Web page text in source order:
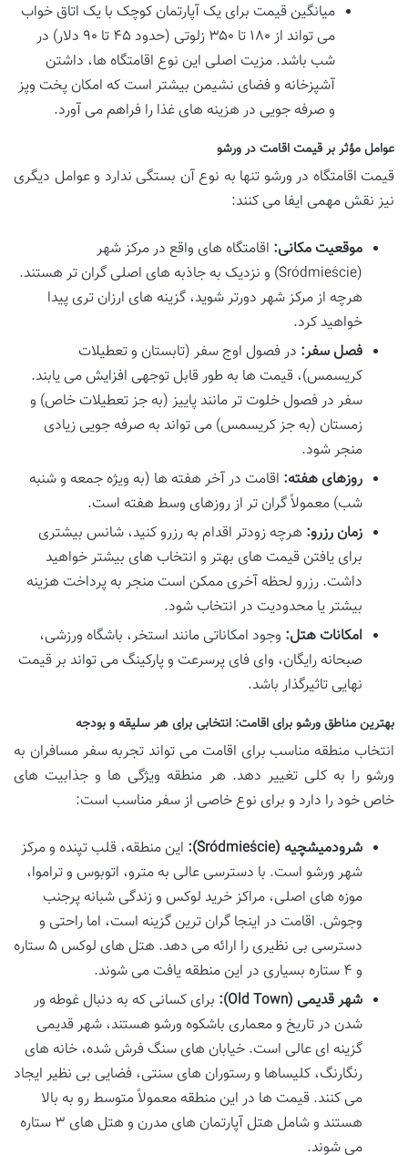
میانگین قیمت برای یک آپارتمان کوچک با یک اتاق خواب
می تواند از ۱۸۰ تا ۳۵۰ زلوتی (حدود ۴۵ تا ۹۰ دلار) در
شب باشد. مزیت اصلی این نوع اقامتگاه ها، داشتن
آشپزخانه و فضای نشیمن بیشتر است که امکان پخت وپز
و صرفه جویی در هزینه های غذا را فراهم می آورد.
عوامل مؤثر بر قیمت اقامت در ورشو
قیمت اقامتگاه در ورشو تنها به نوع آن بستگی ندارد و عوامل دیگری
نیز نقش مهمی ایفا می کنند:
موقعیت مکانی: اقامتگاه های واقع در مرکز شهر
(Śródmieście) و نزدیک به جاذبه های اصلی گران تر هستند.
هرچه از مرکز شهر دورتر شوید، گزینه های ارزان تری پیدا
خواهید کرد.
فصل سفر: در فصول اوج سفر (تابستان و تعطیلات
کریسمس)، قیمت ها به طور قابل توجهی افزایش می یابند.
سفر در فصول خلوت تر مانند پاییز (به جز تعطیلات خاص) و
زمستان (به جز کریسمس) می تواند به صرفه جویی زیادی
منجر شود.
روزهای هفته: اقامت در آخر هفته ها (به ویژه جمعه و شنبه
شب) معمولاً گران تر از روزهای وسط هفته است.
زمان رزرو: هرچه زودتر اقدام به رزرو کنید، شانس بیشتری
برای یافتن قیمت های بهتر و انتخاب های بیشتر خواهید
داشت. رزرو لحظه آخری ممکن است منجر به پرداخت هزینه
بیشتر یا محدودیت در انتخاب شود.
امکانات هتل: وجود امکاناتی مانند استخر، باشگاه ورزشی،
صبحانه رایگان، وای فای پرسرعت و پارکینگ می تواند بر قیمت
نهایی تاثیرگذار باشد.
بهترین مناطق ورشو برای اقامت: انتخابی برای هر سلیقه و بودجه
انتخاب منطقه مناسب برای اقامت می تواند تجربه سفر مسافران به
ورشو را به کلی تغییر دهد. هر منطقه ویژگی ها و جذابیت های
خاص خود را دارد و برای نوع خاصی از سفر مناسب است:
شرودمیشچیه (Śródmieście):
این منطقه، قلب تپنده و مرکز
شهر ورشو است. با دسترسی عالی به مترو، اتوبوس و تراموا،
موزه های اصلی، مراکز خرید لوکس و زندگی شبانه پرجنب
وجوش. اقامت در اینجا گران ترین گزینه است، اما راحتی و
دسترسی بی نظیری را ارائه می دهد. هتل های لوکس ۵ ستاره
و ۴ ستاره بسیاری در این منطقه یافت می شوند.
شهر قدیمی (Old Town):
برای کسانی که به دنبال غوطه ور
شدن در تاریخ و معماری باشکوه ورشو هستند، شهر قدیمی
گزینه ای عالی است. خیابان های سنگ فرش شده، خانه های
رنگارنگ، کلیساها و رستوران های سنتی، فضایی بی نظیر ایجاد
می کنند. قیمت ها در این منطقه معمولاً متوسط رو به بالا
هستند و شامل هتل آپارتمان های مدرن و هتل های ۳ ستاره
می شوند.